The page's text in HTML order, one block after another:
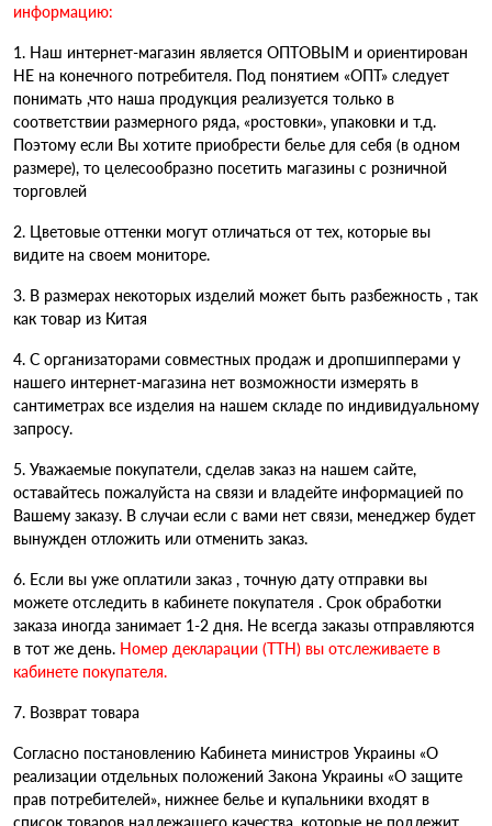
информацию:
1. Наш интернет-магазин является ОПТОВЫМ и ориентирован
НЕ на конечного потребителя. Под понятием «ОПТ» следует
понимать ,что наша продукция реализуется только в
соответствии размерного ряда, «ростовки», упаковки и т.д.
Поэтому если Вы хотите приобрести белье для себя (в одном
размере), то целесообразно посетить магазины с розничной
торговлей
2. Цветовые оттенки могут отличаться от тех, которые вы
видите на своем мониторе.
3. В размерах некоторых изделий может быть разбежность , так
как товар из Китая
4. С организаторами совместных продаж и дропшипперами у
нашего интернет-магазина нет возможности измерять в
сантиметрах все изделия на нашем складе по индивидуальному
запросу.
5. Уважаемые покупатели, сделав заказ на нашем сайте,
оставайтесь пожалуйста на связи и владейте информацией по
Вашему заказу. В случаи если с вами нет связи, менеджер будет
вынужден отложить или отменить заказ.
6. Если вы уже оплатили заказ , точную дату отправки вы
можете отследить в кабинете покупателя . Срок обработки
заказа иногда занимает 1-2 дня. Не всегда заказы отправляются
в тот же день. Номер декларации (ТТН) вы отслеживаете в
кабинете покупателя.
7. Возврат товара
Согласно постановлению Кабинета министров Украины «О
реализации отдельных положений Закона Украины «О защите
прав потребителей», нижнее белье и купальники входят в
список товаров надлежащего качества, которые не подлежит